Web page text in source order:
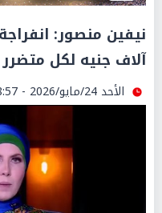
آلاف جنيه لكل متضرر
الأحد 24/مايو/2026 - 08:57 م